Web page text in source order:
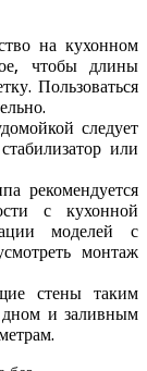
на кухонном
чтобы длины
Пользоваться
следует
или
рекомендуется
с кухонной
моделей с
монтаж
стены таким
дном и заливным